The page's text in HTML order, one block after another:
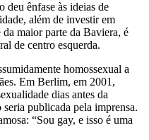
deu ênfase às ideias de
além de investir em
maior parte da Baviera, é
de centro esquerda.
homossexual a
Em Berlim, em 2001,
dias antes da
publicada pela imprensa.
“Sou gay, e isso é uma